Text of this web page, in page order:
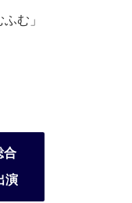
む」
合
演